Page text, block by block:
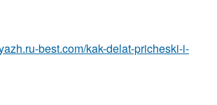
best.com/kak-delat-pricheski-i-